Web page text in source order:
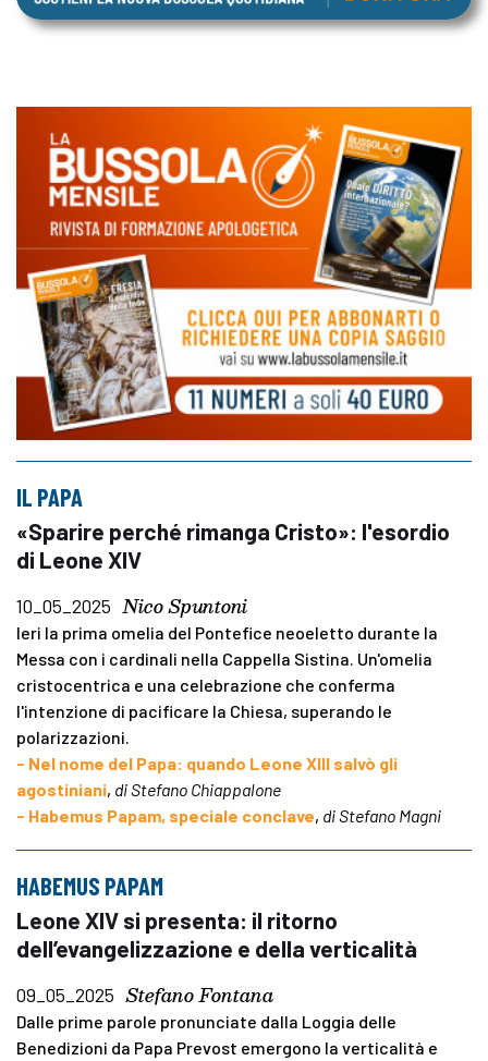
IL PAPA
«Sparire perché rimanga Cristo»: l'esordio
di Leone XIV
10_05_2025 Nico Spuntoni
Ieri la prima omelia del Pontefice neoeletto durante la
Messa con i cardinali nella Cappella Sistina. Un'omelia
cristocentrica e una celebrazione che conferma
l'intenzione di pacificare la Chiesa, superando le
polarizzazioni.
- Nel nome del Papa: quando Leone XIII salvò gli
agostiniani, di Stefano Chiappalone
- Habemus Papam, speciale conclave, di Stefano Magni
HABEMUS PAPAM
Leone XIV si presenta: il ritorno
dell’evangelizzazione e della verticalità
09_05_2025 Stefano Fontana
Dalle prime parole pronunciate dalla Loggia delle
Benedizioni da Papa Prevost emergono la verticalità e